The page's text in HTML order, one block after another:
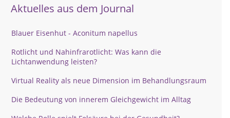
Aktuelles aus dem Journal
Blauer Eisenhut - Aconitum napellus
Rotlicht und Nahinfrarotlicht: Was kann die
Lichtanwendung leisten?
Virtual Reality als neue Dimension im Behandlungsraum
Die Bedeutung von innerem Gleichgewicht im Alltag